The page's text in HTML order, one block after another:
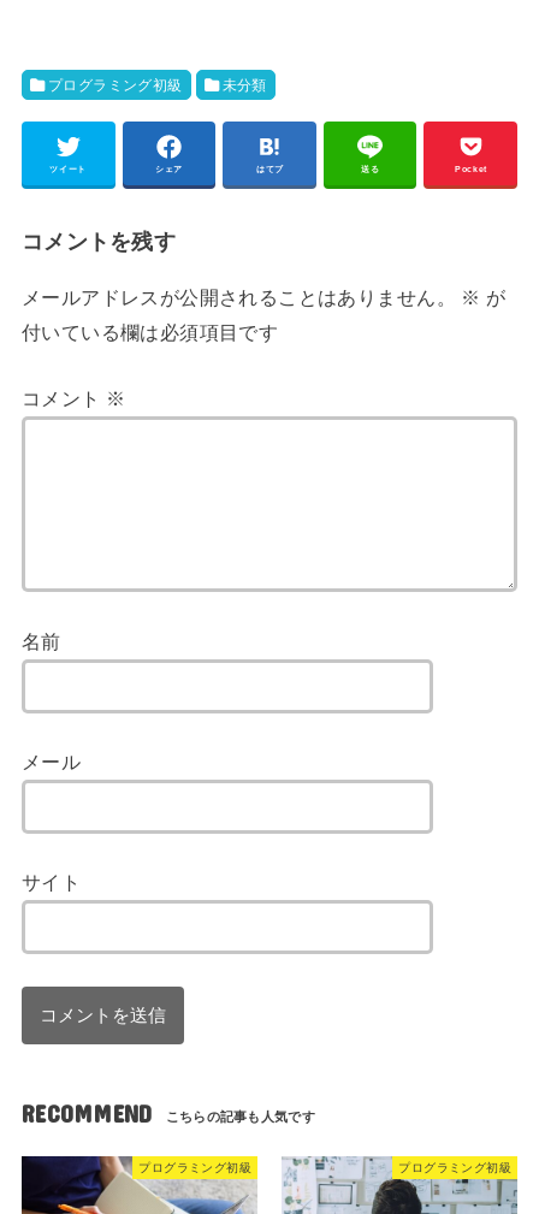
プログラミング初級 未分類
ツイート シェア はてブ 送る Pocket
コメントを残す
メールアドレスが公開されることはありません。 ※ が
付いている欄は必須項目です
コメント ※
名前
メール
サイト
RECOMMEND
プログラミング初級 プログラミング初級